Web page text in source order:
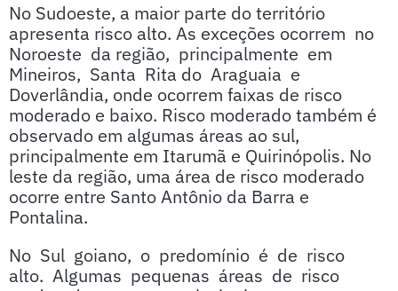
No Sudoeste, a maior parte do território
apresenta risco alto. As exceções ocorrem no
Noroeste da região, principalmente em
Mineiros, Santa Rita do Araguaia e
Doverlândia, onde ocorrem faixas de risco
moderado e baixo. Risco moderado também é
observado em algumas áreas ao sul,
principalmente em Itarumã e Quirinópolis. No
leste da região, uma área de risco moderado
ocorre entre Santo Antônio da Barra e
Pontalina.
No Sul goiano, o predomínio é de risco
alto. Algumas pequenas áreas de risco